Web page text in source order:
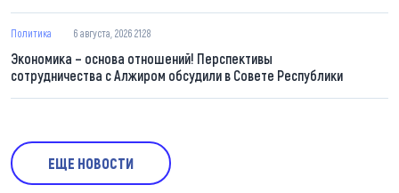
Политика 6 августа, 2026 21:28
Экономика – основа отношений! Перспективы
сотрудничества с Алжиром обсудили в Совете Республики
ЕЩЕ НОВОСТИ